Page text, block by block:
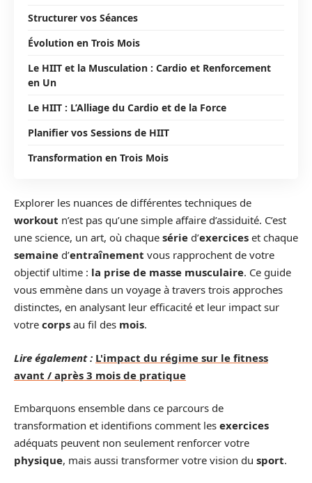
Structurer vos Séances
Évolution en Trois Mois
Le HIIT et la Musculation : Cardio et Renforcement
en Un
Le HIIT : L’Alliage du Cardio et de la Force
Planifier vos Sessions de HIIT
Transformation en Trois Mois
Explorer les nuances de différentes techniques de
workout n’est pas qu’une simple affaire d’assiduité. C’est
une science, un art, où chaque série d’exercices et chaque
semaine d’entraînement vous rapprochent de votre
objectif ultime : la prise de masse musculaire. Ce guide
vous emmène dans un voyage à travers trois approches
distinctes, en analysant leur efficacité et leur impact sur
votre corps au fil des mois.
Lire également : L'impact du régime sur le fitness
avant / après 3 mois de pratique
Embarquons ensemble dans ce parcours de
transformation et identifions comment les exercices
adéquats peuvent non seulement renforcer votre
physique, mais aussi transformer votre vision du sport.